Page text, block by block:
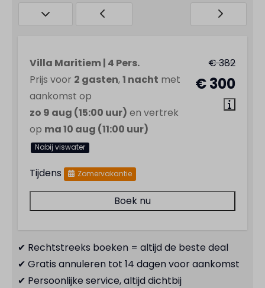
€ 382
€ 300
Villa Maritiem | 4 Pers.
Prijs voor 2 gasten,1 nacht met
aankomst op
zo 9 aug (15:00 uur) en vertrek
op ma 10 aug (11:00 uur)
Nabij viswater
Tijdens Zomervakantie
Boek nu
✔ Rechtstreeks boeken = altijd de beste deal
✔ Gratis annuleren tot 14 dagen voor aankomst
✔ Persoonlijke service, altijd dichtbij